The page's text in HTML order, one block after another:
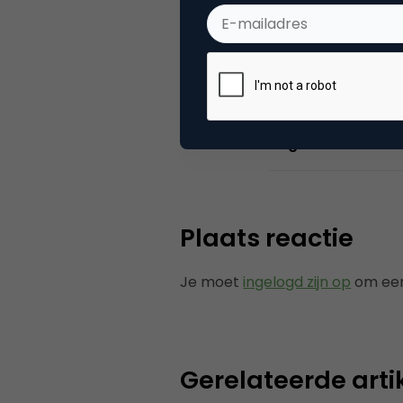
Categorie
Plaats reactie
Je moet ingelogd zijn op om
Gerelateerde